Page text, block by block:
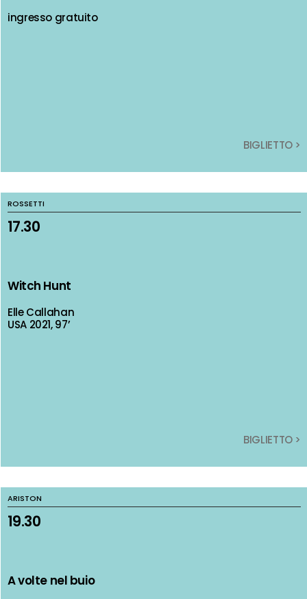
ingresso gratuito
BIGLIETTO >
ingresso gratuito
BIGLIETTO >
ROSSETTI
17.30
Witch Hunt
Elle Callahan
USA 2021, 97’
BIGLIETTO >
ROSSETTI
17.30
Witch Hunt
Elle Callahan
USA 2021, 97’
BIGLIETTO >
ARISTON
19.30
A volte nel buio
ARISTON
19.30
A volte nel buio